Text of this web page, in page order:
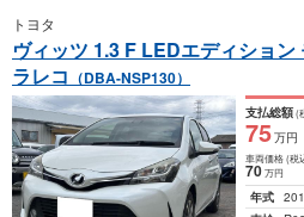
トヨタ
ヴィッツ 1.3 F LEDエディショ
ラレコ （DBA-NSP130）
支払総額(
75万円
車両価格(税
70万円
年式